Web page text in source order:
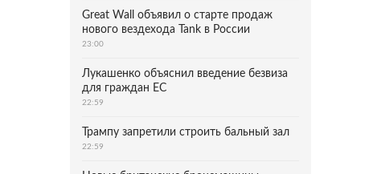
Great Wall объявил о старте продаж
нового вездехода Tank в России
23:00
Лукашенко объяснил введение безвиза
для граждан ЕС
22:59
Трампу запретили строить бальный зал
22:59